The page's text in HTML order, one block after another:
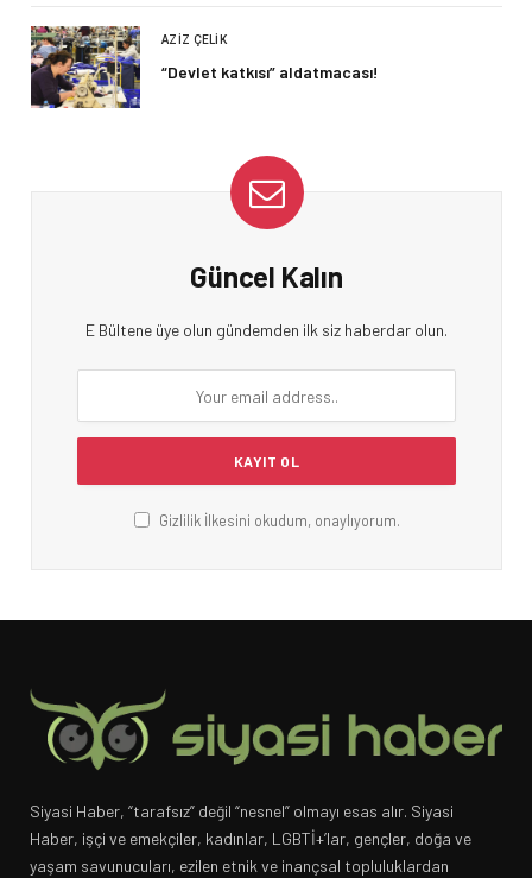
AZIZ ÇELIK
“Devlet katkısı” aldatmacası!
Güncel Kalın
E Bültene üye olun gündemden ilk siz haberdar olun.
Gizlilik İlkesini okudum, onaylıyorum.
Siyasi Haber, “tarafsız” değil “nesnel” olmayı esas alır. Siyasi
Haber, işçi ve emekçiler, kadınlar, LGBTİ+’lar, gençler, doğa ve
yaşam savunucuları, ezilen etnik ve inançsal topluluklardan